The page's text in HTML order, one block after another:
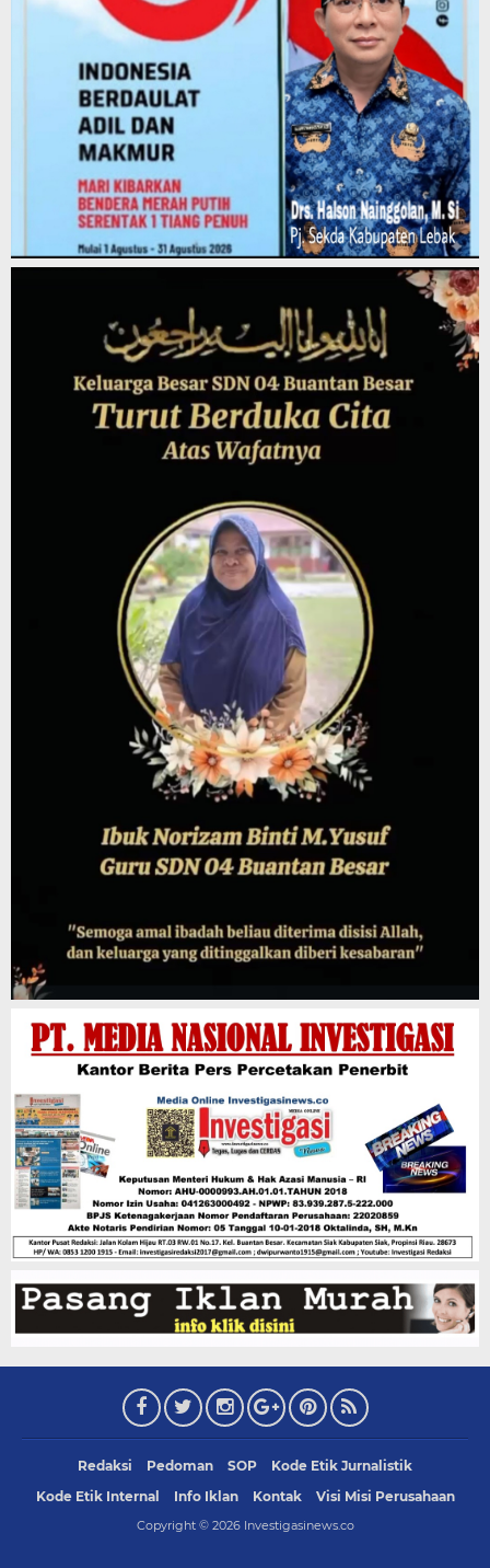
Redaksi Pedoman SOP
Kode Etik Jurnalistik
Kode Etik Internal
Info Iklan Kontak Visi Misi Perusahaan
Copyright © 2026 Investigasinews.co